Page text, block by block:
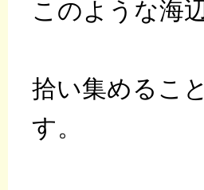
このような海
拾い集めるこ
す。